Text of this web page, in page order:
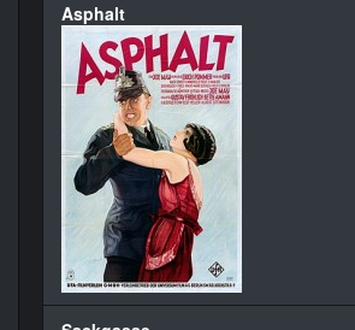
Asphalt